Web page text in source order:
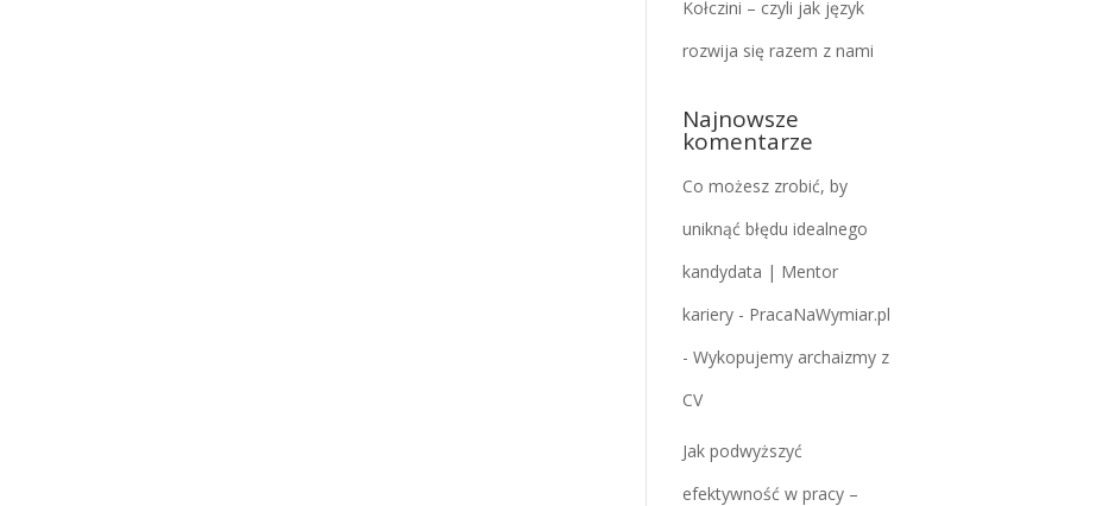
Kołczini – czyli jak język
rozwija się razem z nami
Najnowsze
komentarze
Co możesz zrobić, by
uniknąć błędu idealnego
kandydata | Mentor
kariery - PracaNaWymiar.pl
- Wykopujemy archaizmy z
CV
Jak podwyższyć
efektywność w pracy –